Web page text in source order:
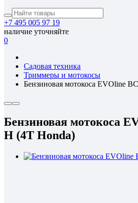
+7 495 005 97 19
наличие уточняйте
0
Садовая техника
Триммеры и мотокосы
Бензиновая мотокоса EVOline
Бензиновая мотокоса
H (4T Honda)